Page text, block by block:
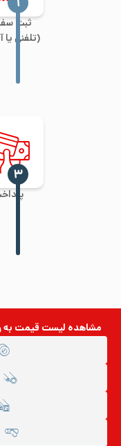
ثبت
(تلفنی یا
‍۱
‍۳
مشاهده لیست قیمت به